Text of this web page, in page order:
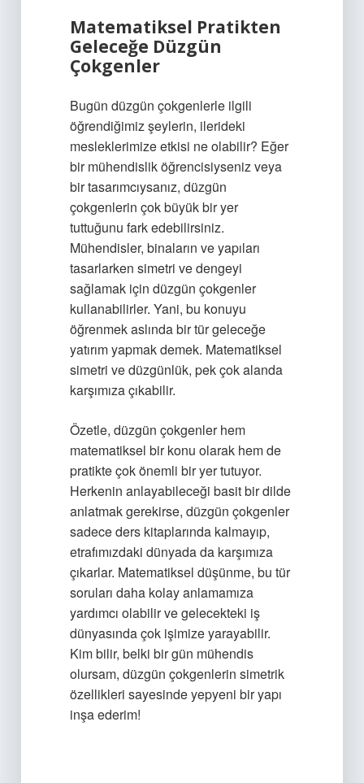
Matematiksel Pratikten
Geleceğe Düzgün
Çokgenler
Bugün düzgün çokgenlerle ilgili
öğrendiğimiz şeylerin, ilerideki
mesleklerimize etkisi ne olabilir? Eğer
bir mühendislik öğrencisiyseniz veya
bir tasarımcıysanız, düzgün
çokgenlerin çok büyük bir yer
tuttuğunu fark edebilirsiniz.
Mühendisler, binaların ve yapıları
tasarlarken simetri ve dengeyi
sağlamak için düzgün çokgenler
kullanabilirler. Yani, bu konuyu
öğrenmek aslında bir tür geleceğe
yatırım yapmak demek. Matematiksel
simetri ve düzgünlük, pek çok alanda
karşımıza çıkabilir.
Özetle, düzgün çokgenler hem
matematiksel bir konu olarak hem de
pratikte çok önemli bir yer tutuyor.
Herkenin anlayabileceği basit bir dilde
anlatmak gerekirse, düzgün çokgenler
sadece ders kitaplarında kalmayıp,
etrafımızdaki dünyada da karşımıza
çıkarlar. Matematiksel düşünme, bu tür
soruları daha kolay anlamamıza
yardımcı olabilir ve gelecekteki iş
dünyasında çok işimize yarayabilir.
Kim bilir, belki bir gün mühendis
olursam, düzgün çokgenlerin simetrik
özellikleri sayesinde yepyeni bir yapı
inşa ederim!